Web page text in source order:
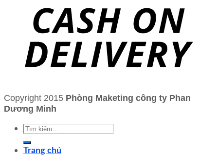
Copyright 2015 Phòng Maketing công ty Phan
Dương Minh
Tìm
Trang chủ